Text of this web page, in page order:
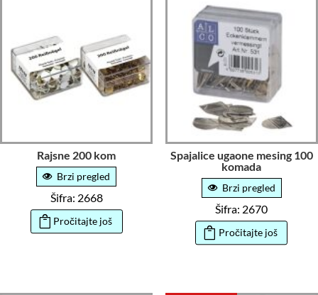
Rajsne 200 kom
Brzi pregled
Šifra: 2668
Pročitajte još
Spajalice ugaone mesing 100
komada
Brzi pregled
Šifra: 2670
Pročitajte još